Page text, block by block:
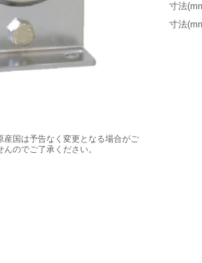
国は予告なく変更となる場合がご
のでご了承ください。
寸法
寸法